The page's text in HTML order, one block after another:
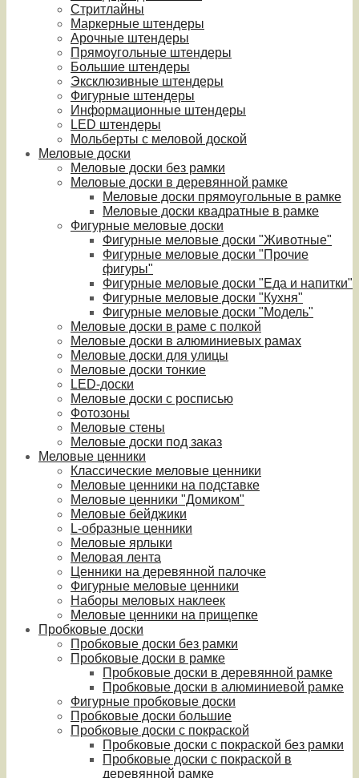
Стритлайны
Маркерные штендеры
Арочные штендеры
Прямоугольные штендеры
Большие штендеры
Эксклюзивные штендеры
Фигурные штендеры
Информационные штендеры
LED штендеры
Мольберты с меловой доской
Меловые доски
Меловые доски без рамки
Меловые доски в деревянной рамке
Меловые доски прямоугольные в рамке
Меловые доски квадратные в рамке
Фигурные меловые доски
Фигурные меловые доски "Животные"
Фигурные меловые доски "Прочие
фигуры"
Фигурные меловые доски "Еда и напитки"
Фигурные меловые доски "Кухня"
Фигурные меловые доски "Модель"
Меловые доски в раме с полкой
Меловые доски в алюминиевых рамах
Меловые доски для улицы
Меловые доски тонкие
LED-доски
Меловые доски с росписью
Фотозоны
Меловые стены
Меловые доски под заказ
Меловые ценники
Классические меловые ценники
Меловые ценники на подставке
Меловые ценники "Домиком"
Меловые бейджики
L-образные ценники
Меловые ярлыки
Меловая лента
Ценники на деревянной палочке
Фигурные меловые ценники
Наборы меловых наклеек
Меловые ценники на прищепке
Пробковые доски
Пробковые доски без рамки
Пробковые доски в рамке
Пробковые доски в деревянной рамке
Пробковые доски в алюминиевой рамке
Фигурные пробковые доски
Пробковые доски большие
Пробковые доски с покраской
Пробковые доски с покраской без рамки
Пробковые доски с покраской в
деревянной рамке